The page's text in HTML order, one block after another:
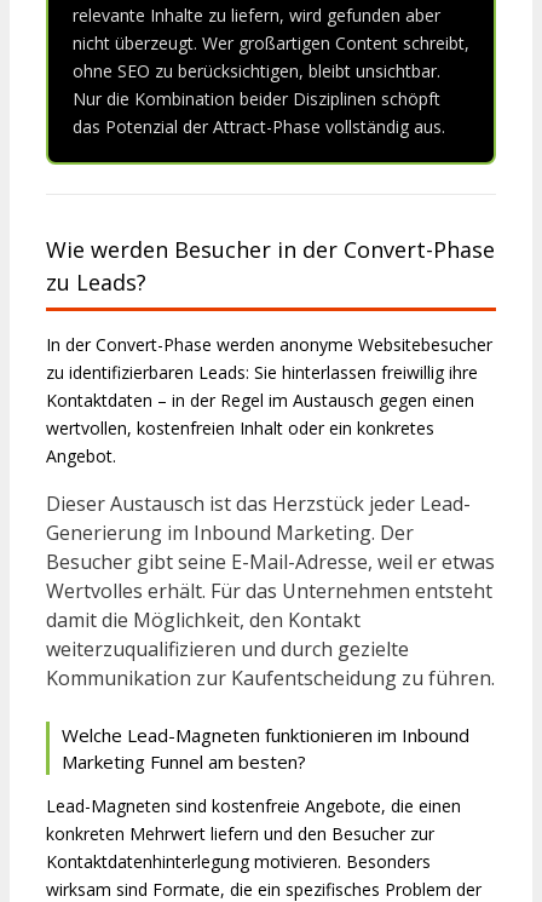
relevante Inhalte zu liefern, wird gefunden aber
nicht überzeugt. Wer großartigen Content schreibt,
ohne SEO zu berücksichtigen, bleibt unsichtbar.
Nur die Kombination beider Disziplinen schöpft
das Potenzial der Attract-Phase vollständig aus.
Wie werden Besucher in der Convert-Phase
zu Leads?
In der Convert-Phase werden anonyme Websitebesucher
zu identifizierbaren Leads: Sie hinterlassen freiwillig ihre
Kontaktdaten – in der Regel im Austausch gegen einen
wertvollen, kostenfreien Inhalt oder ein konkretes
Angebot.
Dieser Austausch ist das Herzstück jeder Lead-
Generierung im Inbound Marketing. Der
Besucher gibt seine E-Mail-Adresse, weil er etwas
Wertvolles erhält. Für das Unternehmen entsteht
damit die Möglichkeit, den Kontakt
weiterzuqualifizieren und durch gezielte
Kommunikation zur Kaufentscheidung zu führen.
Welche Lead-Magneten funktionieren im Inbound
Marketing Funnel am besten?
Lead-Magneten sind kostenfreie Angebote, die einen
konkreten Mehrwert liefern und den Besucher zur
Kontaktdatenhinterlegung motivieren. Besonders
wirksam sind Formate, die ein spezifisches Problem der